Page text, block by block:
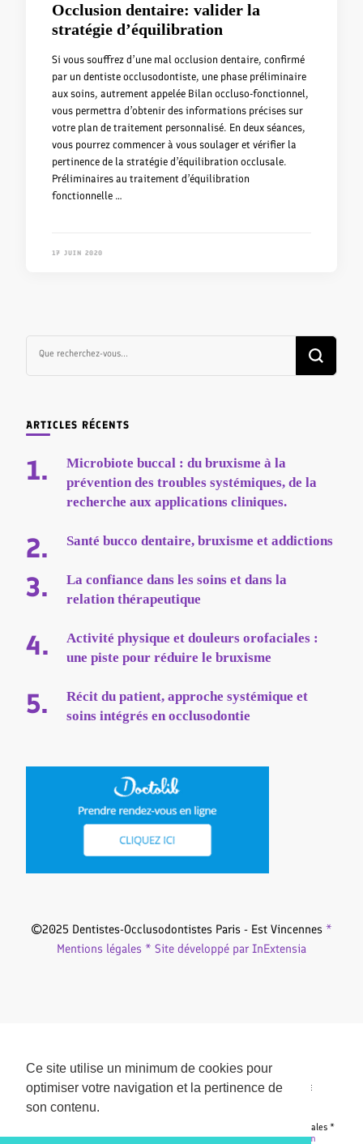
Ce site utilise un minimum de cookies pour
optimiser votre navigation et la pertinence de
son contenu.
Ce site utilise un minimum de cookies pour
optimiser votre navigation et la pertinence de
son contenu.
Occlusion dentaire: valider la
stratégie d’équilibration
Si vous souffrez d’une mal occlusion dentaire, confirmé
par un dentiste occlusodontiste, une phase préliminaire
aux soins, autrement appelée Bilan occluso-fonctionnel,
vous permettra d’obtenir des informations précises sur
votre plan de traitement personnalisé. En deux séances,
vous pourrez commencer à vous soulager et vérifier la
pertinence de la stratégie d’équilibration occlusale.
Préliminaires au traitement d’équilibration
fonctionnelle …
17 JUIN 2020
ARTICLES RÉCENTS
Microbiote buccal : du bruxisme à la
prévention des troubles systémiques, de la
recherche aux applications cliniques.
Santé bucco dentaire, bruxisme et addictions
La confiance dans les soins et dans la
relation thérapeutique
Activité physique et douleurs orofaciales :
une piste pour réduire le bruxisme
Récit du patient, approche systémique et
soins intégrés en occlusodontie
©2025 Dentistes-Occlusodontistes Paris - Est Vincennes *
Mentions légales * Site développé par InExtensia
©2025 Dentistes-Occlusodontistes Paris - Est Vincennes * Mentions légales *
Site développé par InExtensiaPin Blossom | Développé parBlossom
OCCLUSION, DENTS : CAUSES DES DOULEURS CHRONIQUES ?
CONSULTER UN DENTISTE OCCLUSODONTISTE, SPÉCIALISTE DE
L’OCCLUSODONTIE FONCTIONNELLE